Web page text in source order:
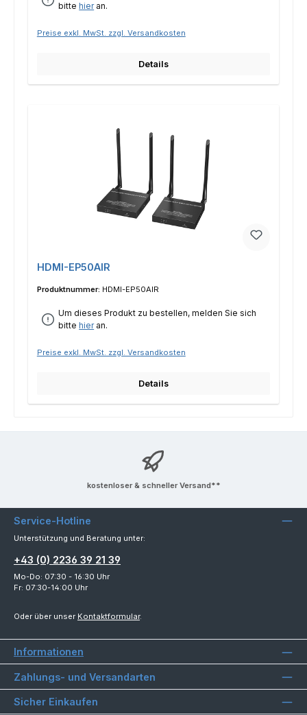
bittehieran.
Preise exkl. MwSt. zzgl. Versandkosten
Details
HDMI-EP50AIR
Produktnummer: HDMI-EP50AIR
Um dieses Produkt zu bestellen, melden Sie sich
bittehieran.
Preise exkl. MwSt. zzgl. Versandkosten
Details
kostenloser & schneller Versand**
Service-Hotline
Unterstützung und Beratung unter:
+43 (0) 2236 39 21 39
Mo-Do: 07:30 - 16:30 Uhr
Fr: 07:30-14:00 Uhr
Oder über unser Kontaktformular.
Informationen
Zahlungs- und Versandarten
Sicher Einkaufen